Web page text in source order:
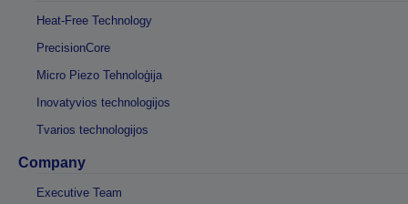
Heat-Free Technology
PrecisionCore
Micro Piezo Tehnoloģija
Inovatyvios technologijos
Tvarios technologijos
Company
Executive Team